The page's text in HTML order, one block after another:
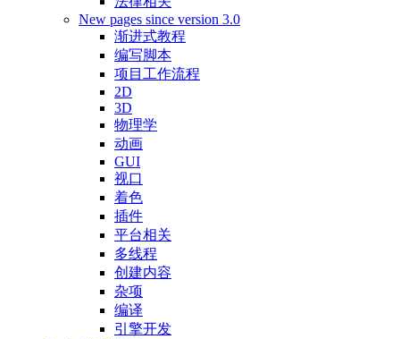
New pages since version 3.0
渐进式教程
编写脚本
项目工作流程
2D
3D
物理学
动画
GUI
视口
着色
插件
平台相关
多线程
创建内容
杂项
编译
引擎开发